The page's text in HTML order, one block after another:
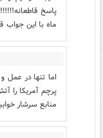
پاسخ
ماه با این جواب
اما تنها در عمل
پرچم آمریکا را
منابع سرشار